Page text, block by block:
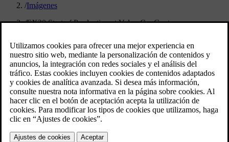
/Imágenes
/EX30 Start of Production at Volvo Car Gent
EX30 Start of Production at
Volvo Car Gent
4/25/2025
Marcador